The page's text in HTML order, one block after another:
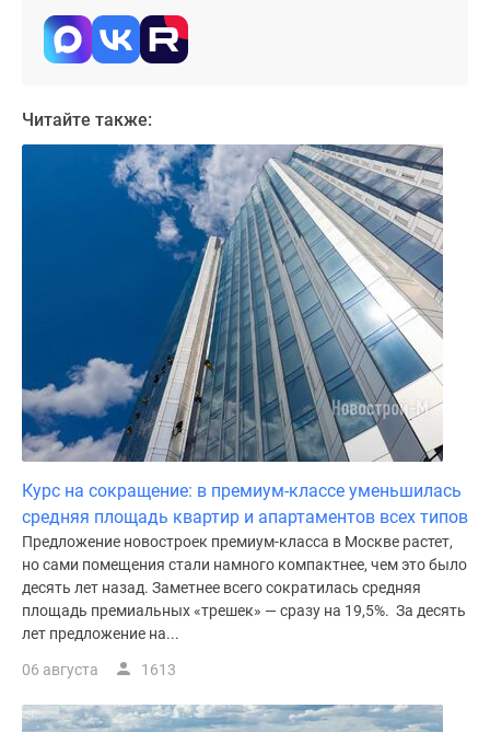
Читайте также:
Курс на сокращение: в премиум-классе уменьшилась
средняя площадь квартир и апартаментов всех типов
Предложение новостроек премиум-класса в Москве растет,
но сами помещения стали намного компактнее, чем это было
десять лет назад. Заметнее всего сократилась средняя
площадь премиальных «трешек» — сразу на 19,5%. За десять
лет предложение на...
06 августа 1613